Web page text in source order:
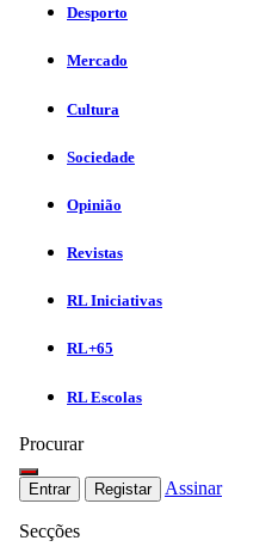
Desporto
Mercado
Cultura
Sociedade
Opinião
Revistas
RL Iniciativas
RL+65
RL Escolas
Procurar
Entrar Registar Assinar
Secções